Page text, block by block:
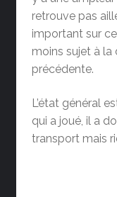
retrouve pas
important sur
moins sujet à
précédente.
L’état général
qui a joué, il a
transport mais